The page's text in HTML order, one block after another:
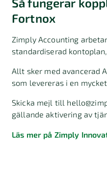
Fortnox
Zimply Accounting
standardiserad
Allt sker med avancerad
som levereras i en
Skicka mejl till
gällande aktivering av
Läs mer på Zimply